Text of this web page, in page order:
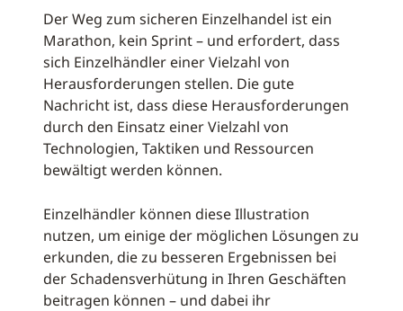
Der Weg zum sicheren Einzelhandel ist ein
Marathon, kein Sprint – und erfordert, dass
sich Einzelhändler einer Vielzahl von
Herausforderungen stellen. Die gute
Nachricht ist, dass diese Herausforderungen
durch den Einsatz einer Vielzahl von
Technologien, Taktiken und Ressourcen
bewältigt werden können.
Einzelhändler können diese Illustration
nutzen, um einige der möglichen Lösungen zu
erkunden, die zu besseren Ergebnissen bei
der Schadensverhütung in Ihren Geschäften
beitragen können – und dabei ihr